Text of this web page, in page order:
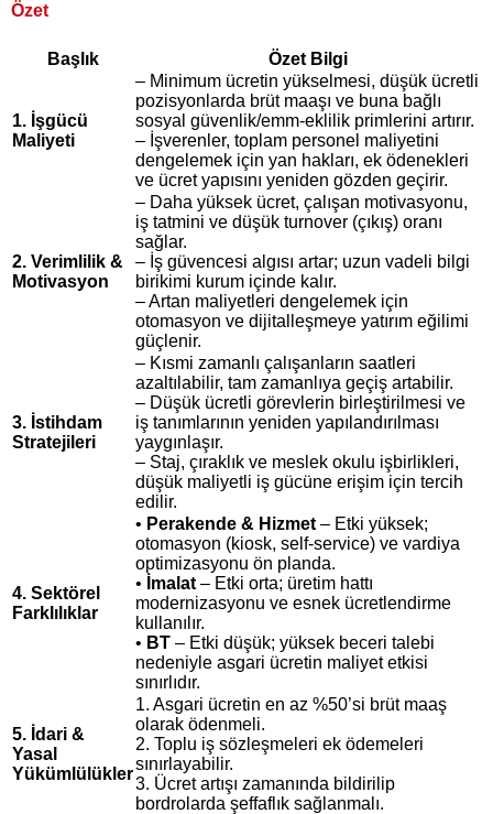
Özet
Başlık Özet Bilgi
1. İşgücü
Maliyeti
– Minimum ücretin yükselmesi, düşük ücretli
pozisyonlarda brüt maaşı ve buna bağlı
sosyal güvenlik/emm‑eklilik primlerini artırır.
– İşverenler, toplam personel maliyetini
dengelemek için yan hakları, ek ödenekleri
ve ücret yapısını yeniden gözden geçirir.
2. Verimlilik &
Motivasyon
– Daha yüksek ücret, çalışan motivasyonu,
iş tatmini ve düşük turnover (çıkış) oranı
sağlar.
– İş güvencesi algısı artar; uzun vadeli bilgi
birikimi kurum içinde kalır.
– Artan maliyetleri dengelemek için
otomasyon ve dijitalleşmeye yatırım eğilimi
güçlenir.
3. İstihdam
Stratejileri
– Kısmi zamanlı çalışanların saatleri
azaltılabilir, tam zamanlıya geçiş artabilir.
– Düşük ücretli görevlerin birleştirilmesi ve
iş tanımlarının yeniden yapılandırılması
yaygınlaşır.
– Staj, çıraklık ve meslek okulu işbirlikleri,
düşük maliyetli iş gücüne erişim için tercih
edilir.
4. Sektörel
Farklılıklar
• Perakende & Hizmet – Etki yüksek;
otomasyon (kiosk, self‑service) ve vardiya
optimizasyonu ön planda.
• İmalat – Etki orta; üretim hattı
modernizasyonu ve esnek ücretlendirme
kullanılır.
• BT – Etki düşük; yüksek beceri talebi
nedeniyle asgari ücretin maliyet etkisi
sınırlıdır.
5. İdari &
Yasal
Yükümlülükler
1. Asgari ücretin en az %50’si brüt maaş
olarak ödenmeli.
2. Toplu iş sözleşmeleri ek ödemeleri
sınırlayabilir.
3. Ücret artışı zamanında bildirilip
bordrolarda şeffaflık sağlanmalı.